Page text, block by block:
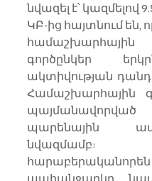
նվազել է՝ կազմելով
ԿԲ-ից հայտնում են,
գործընկեր
ակտիվության
Համաշխարհային
պարենային
նվազմամբ:
պահանջարկը